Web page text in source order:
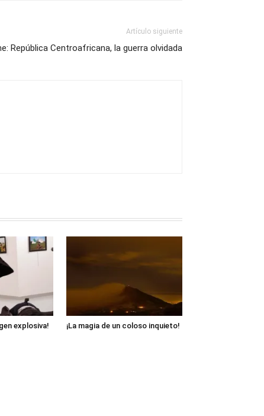
Artículo siguiente
República Centroafricana, la guerra olvidada
explosiva! ¡La magia de un coloso inquieto!